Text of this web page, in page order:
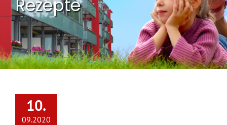
Rezepte
10.
09.2020